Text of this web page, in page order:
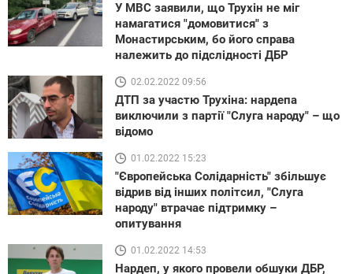
У МВС заявили, що Трухін не міг
намагатися "домовитися" з
Монастирським, бо його справа
належить до підслідності ДБР
02.02.2022 09:56
ДТП за участю Трухіна: нардепа
виключили з партії "Слуга народу" – що
відомо
01.02.2022 15:23
"Європейська Солідарність" збільшує
відрив від інших політсил, "Слуга
народу" втрачає підтримку –
опитування
01.02.2022 14:53
Нардеп, у якого провели обшуки ДБР,